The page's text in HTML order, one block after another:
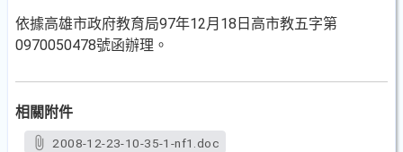
依據高雄市政府教育局97年12月18日高市教五字第
0970050478號函辦理。
相關附件
2008-12-23-10-35-1-nf1.doc